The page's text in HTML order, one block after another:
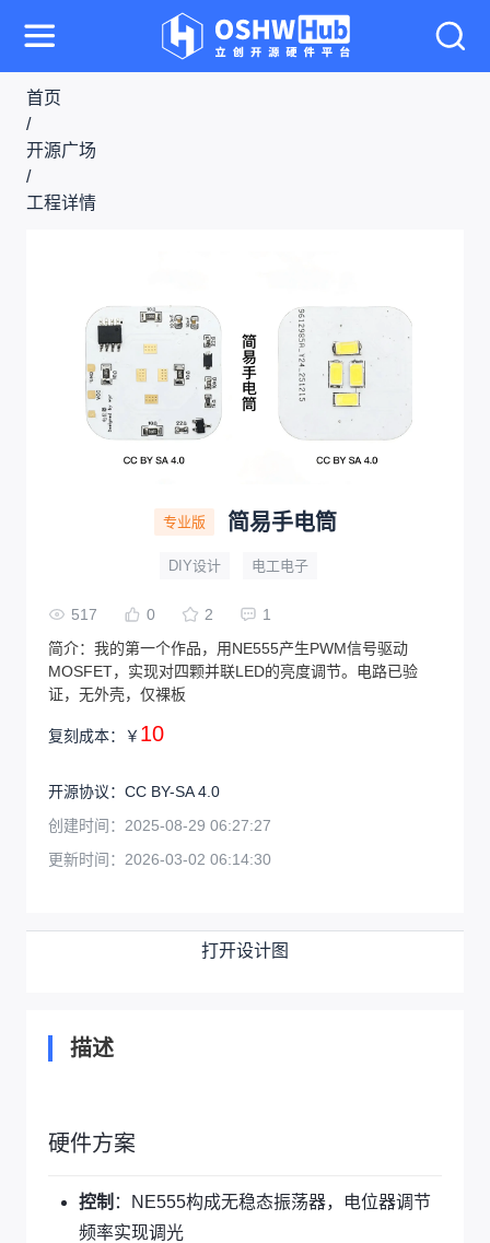
首页
/
开源广场
/
工程详情
专业版 简易手电筒
DIY设计 电工电子
517 0 2
1
简介： 我的第一个作品，用NE555产生PWM信号驱动
MOSFET，实现对四颗并联LED的亮度调节。电路已验
证，无外壳，仅裸板
复刻成本： ￥ 10
开源协议： CC BY-SA 4.0
创建时间： 2025-08-29 06:27:27
更新时间： 2026-03-02 06:14:30
打开设计图
描述
硬件方案
控制 ：NE555构成无稳态振荡器，电位器调节
频率实现调光